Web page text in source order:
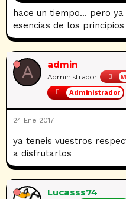
hace un tiempo... pero
esencias de los principios
A admin
Administrador
Administrador
24 Ene 2017
ya teneis vuestros
a disfrutarlos
Lucasss74